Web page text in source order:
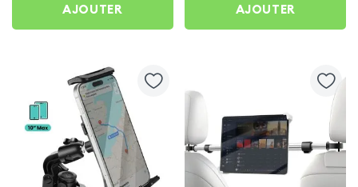
AJOUTER AJOUTER